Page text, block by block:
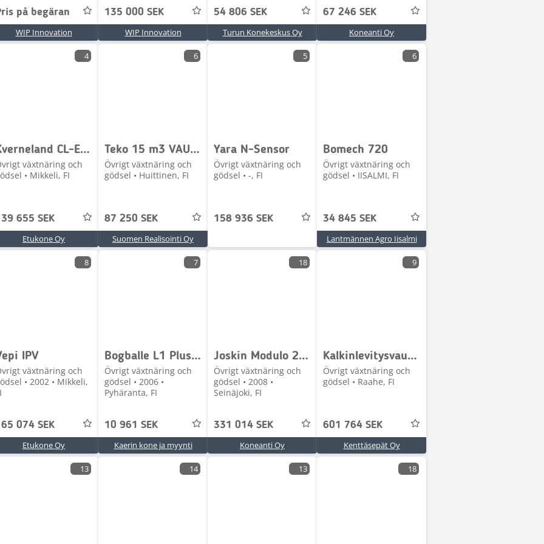
på begäran
WIP Innovation
135 000 SEK
WIP Innovation
54 806 SEK
Turun Konekeskus Oy
67 246 SEK
Koneanti Oy
4
Kverneland CL-EW 1100
växtnäring och
• Mikkeli, FI
655 SEK
Etukone Oy
6
Teko 15 m3 VAUNU ISOILLA RENKAILLA
Övrigt växtnäring och
gödsel • Huittinen, FI
87 250 SEK
Suomen Realisointi Oy
5
Yara N-Sensor
Övrigt växtnäring och
gödsel • -, FI
158 936 SEK
6
Bomech 720
Övrigt växtnäring och
gödsel • IISALMI, FI
34 845 SEK
Lantmännen Agro Iisalmi
8
IPV
växtnäring och
• 2002 • Mikkeli,
074 SEK
Etukone Oy
7
Bogballe L1 Plus lannoitteenlevitin
Övrigt växtnäring och
gödsel • 2006 •
Pyhäranta, FI
10 961 SEK
Kaerin kone ja myynti
18
Joskin Modulo 2 - 16000
Övrigt växtnäring och
gödsel • 2008 •
Seinäjoki, FI
331 014 SEK
Koneanti Oy
9
Kalkinlevitysvaunu
Övrigt växtnäring och
gödsel • Raahe, FI
601 764 SEK
Kenttäsepät Oy
13 14 13 18